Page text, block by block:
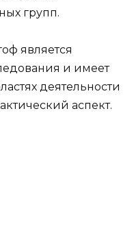
групп.
является
и имеет
деятельности
аспект.